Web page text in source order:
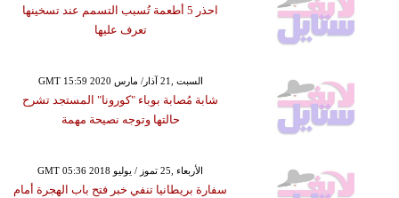
احذر 5 أطعمة تُسبب التسمم عند تسخينها
تعرف عليها
GMT 15:59 2020 السبت ,21 آذار/ مارس
شابة مُصابة بوباء "كورونا" المستجد تشرح
حالتها وتوجه نصيحة مهمة
GMT 05:36 2018 الأربعاء ,25 تموز / يوليو
سفارة بريطانيا تنفي خبر فتح باب الهجرة أمام